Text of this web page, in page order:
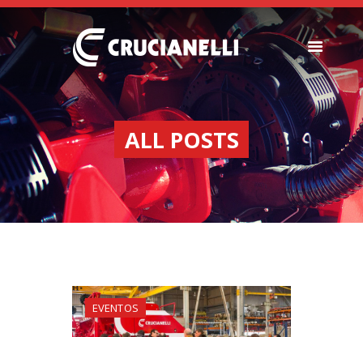
ALL POSTS
SEEDERS
FERTILIZER
SPREADERS
ABOUT US
DEALERSHIPS
NEWS
EVENTOS